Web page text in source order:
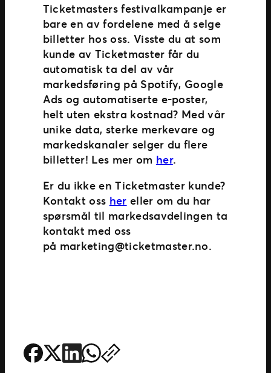
Ticketmasters festivalkampanje er
bare en av fordelene med å selge
billetter hos oss. Visste du at som
kunde av Ticketmaster får du
automatisk ta del av vår
markedsføring på Spotify, Google
Ads og automatiserte e-poster,
helt uten ekstra kostnad? Med vår
unike data, sterke merkevare og
markedskanaler selger du flere
billetter! Les mer om her.
Er du ikke en Ticketmaster kunde?
Kontakt oss her eller om du har
spørsmål til markedsavdelingen ta
kontakt med oss
på marketing@ticketmaster.no.